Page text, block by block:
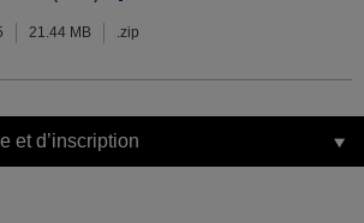
21.44 MB .zip
et d’inscription